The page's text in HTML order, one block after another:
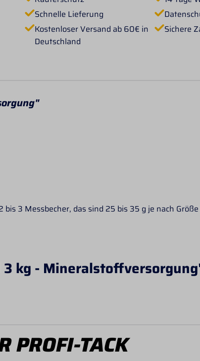
Schnelle Lieferung
Kostenloser Versand ab 60€ in
Deutschland
Sichere
3 Messbecher, das sind 25 bis 35 g je nach
kg -
PROFI-TACK